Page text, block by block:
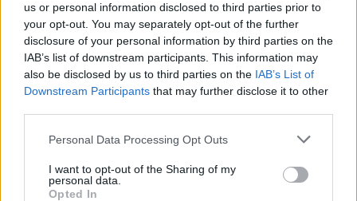
us or personal information disclosed to third parties prior to
your opt-out. You may separately opt-out of the further
disclosure of your personal information by third parties on the
IAB’s list of downstream participants. This information may
also be disclosed by us to third parties on the IAB’s List of
Downstream Participants that may further disclose it to other
Personal Data Processing Opt Outs
I want to opt-out of the Sharing of my
personal data.
Opted In
ΔΕΗ: Ισχυρή ανάπτυξη στο α΄
εξάμηνο 2026 με
προσαρμοσμένο EBITDA στα 1,2
δισ. ευρώ
TV: Η σκακιέρα της νέας σεζόν
IAB Hellas: Νέα Διοικούσα Επιτροπή και νέο Διοικητικό Συμβούλιο -
Πρόεδρος ο Γαληνός Γιαγλής